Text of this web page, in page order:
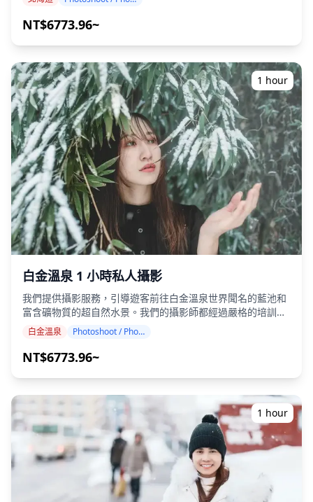
享您喜歡的拍攝地點！） 攝影服務可在北海道的任何地方進
行，最多可提前 3 天預訂。我們將安排一位會說英語/日語的
選擇您最喜歡的 10 張照片進行重新交付。我們會進行調整以
喚起特定的氛圍，如果需要，可以調整情緒和顏色。 讓我們透
過我們的攝影服務捕捉您在北海道的特別時刻！ ◆ 重要資
訊： ・如果您在預定的會面時間遲到，拍攝時間和交付的照片
數量可能會減少。 ・如果在預定日期前 3 天預測拍攝地點會下
雨，或者如果在拍攝當天下雨，則有三個選項可供選擇：
（1）重新安排日期和時間，（2）更改地點，或（3）取消拍
攝。 ![](https://assets.hldycdn.com/284b369b-1481-46b4-
810c-2ca93c28f865.png)
NT$6773.96~
1 hour
白金溫泉 1 小時私人攝影
我們提供攝影服務，引導遊客前往白金溫泉世界聞名的藍池和
富含礦物質的超自然水景。我們的攝影師都經過嚴格的培訓，
我們的服務可以配合您的旅行行程，在標誌性的鈷藍色藍池捕
鬚瀑布傾瀉而下，流入碧綠的河流，以及金色的白樺森林走
預訂。我們將安排一位能說英語/日語的攝影師。 原始的 100
多張照片檔案將在一周內交付，您可以選擇您最喜歡的 10 張
照片進行重新交付。我們會對照片進行調整，以喚起超自然的
藍色水景氛圍，如果需要，還可以調整情緒和色彩。 讓我們透
過我們的攝影服務捕捉您在白金溫泉的特別時刻！ ◆ 重要資
訊： ・如果您在預定的集合時間遲到，拍攝時間和交付的照片
數量可能會減少。 ・如果在預定日期前 3 天預測拍攝地點會下
雨，或者在拍攝當天意外下雨，則有三個選項可供選擇：
（1）重新安排日期和時間，（2）更改地點，或（3）取消拍
白金溫泉 Photoshoot / Photo tour
NT$6773.96~
1 hour